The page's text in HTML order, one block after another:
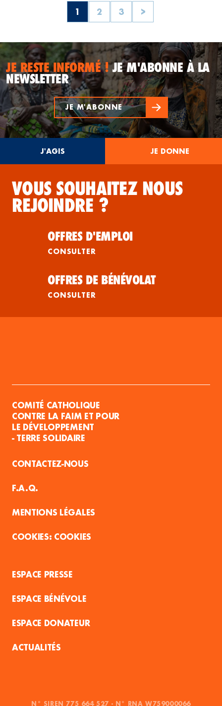
1 2 3 >
JE RESTE INFORMÉ !JE M'ABONNE À LA
NEWSLETTER
JE M'ABONNE
J'AGIS JE DONNE
VOUS SOUHAITEZ NOUS
REJOINDRE ?
OFFRES D'EMPLOI
CONSULTER
OFFRES DE BÉNÉVOLAT
CONSULTER
COMITÉ CATHOLIQUE
CONTRE LA FAIM ET POUR
LE DÉVELOPPEMENT
- TERRE SOLIDAIRE
CONTACTEZ-NOUS
F.A.Q.
MENTIONS LÉGALES
COOKIES
ESPACE PRESSE
ESPACE BÉNÉVOLE
ESPACE DONATEUR
ACTUALITÉS
N° SIREN 775 664 527 - N° RNA W759000066